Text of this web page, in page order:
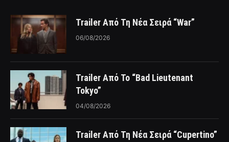
Trailer Από Τη Νέα Σειρά “War”
06/08/2026
Trailer Από Το “Bad Lieutenant
Tokyo”
04/08/2026
Trailer Από Τη Νέα Σειρά “Cupertino”